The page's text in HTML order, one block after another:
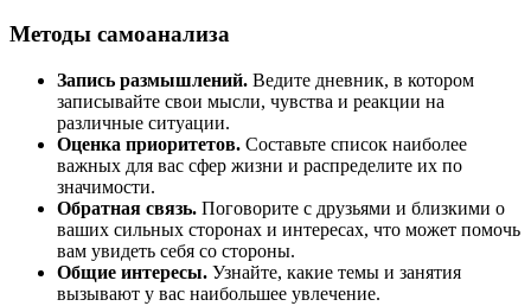
Методы самоанализа
Запись размышлений. Ведите дневник, в котором
записывайте свои мысли, чувства и реакции на
различные ситуации.
Оценка приоритетов. Составьте список наиболее
важных для вас сфер жизни и распределите их по
значимости.
Обратная связь. Поговорите с друзьями и близкими о
ваших сильных сторонах и интересах, что может помочь
вам увидеть себя со стороны.
Общие интересы. Узнайте, какие темы и занятия
вызывают у вас наибольшее увлечение.